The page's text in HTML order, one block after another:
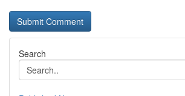
Search